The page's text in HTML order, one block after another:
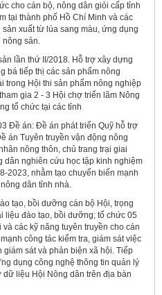
cho cán bộ, nông dân giỏi cấp tỉnh
tại thành phố Hồ Chí Minh và các
xuất từ lúa sang màu, ứng dụng
nông sản.
lần thứ II/2018. Hỗ trợ xây dựng
bá tiếp thị các sản phẩm nông
trong Hội thi sản phẩm nông nghiệp
gia 2 - 3 Hội chợ triển lãm Nông
tổ chức tại các tỉnh
Đề án: Đề án phát triển Quỹ hỗ trợ
án Tuyên truyền vận động nông
nông thôn, chủ trang trại giai
nghiên cứu học tập kinh nghiệm
2023, nhằm tạo chuyển biến mạnh
dân tỉnh nhà.
tạo, bồi dưỡng cán bộ Hội, trọng
liệu đào tạo, bồi dưỡng; tổ chức 05
các kỹ năng tuyên truyền cho cán
công tác kiểm tra, giám sát việc
sát và phản biện xã hội. Tiếp
dụng công nghệ thông tin quản lý
liệu Hội Nông dân trên địa bàn